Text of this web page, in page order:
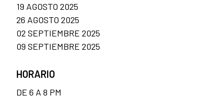
19 AGOSTO 2025
26 AGOSTO 2025
02 SEPTIEMBRE 2025
09 SEPTIEMBRE 2025
HORARIO
DE 6 A 8 PM